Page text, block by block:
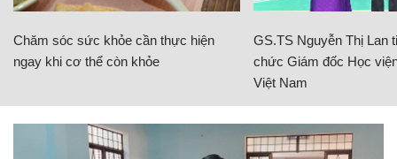
Chăm sóc sức khỏe cần thực hiện
ngay khi cơ thể còn khỏe
GS.TS Nguyễn Thị Lan
chức Giám đốc Học
Việt Nam